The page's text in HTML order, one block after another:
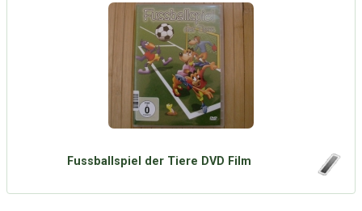
Fussballspiel der Tiere DVD Film